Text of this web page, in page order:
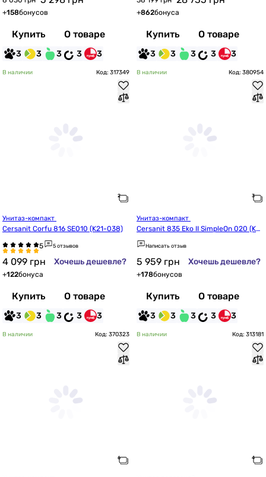
+158бонусов
Купить О товаре
3 3 3 3 3
+862бонуса
Купить О товаре
3 3 3 3 3
В наличии Код: 317349
Cersanit Corfu 816 SE010 (K21-038)
5 отзывов
4 099 грн Хочешь дешевле?
+122бонуса
Купить О товаре
3 3 3 3 3
В наличии Код: 380954
Cersanit 835 Eko II SimpleOn 020 (K4
4-122)
Написать отзыв
5 959 грн Хочешь дешевле?
+178бонусов
Купить О товаре
3 3 3 3 3
В наличии Код: 370323 В наличии Код: 313181